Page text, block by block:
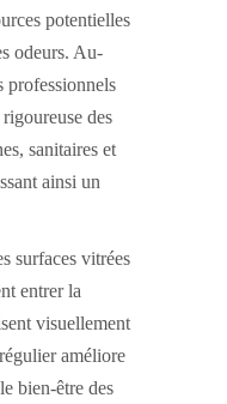
potentielles
odeurs. Au-
professionnels
des
sanitaires et
ainsi un
surfaces vitrées
entrer la
visuellement
améliore
bien-être des